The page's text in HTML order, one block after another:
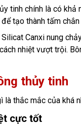
tinh chính là có khả
tạo thành tấm
Canxi nung
nhiệt vượt trội.
thủy tinh
là thắc mắc của khá
cực tốt